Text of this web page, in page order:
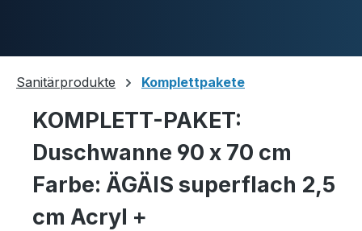
Duschwannen
Ablaufgarnituren
Sanitärprodukte Komplettpakete
KOMPLETT-PAKET:
Duschwanne 90 x 70 cm
Farbe: ÄGÄIS superflach 2,5
cm Acryl +